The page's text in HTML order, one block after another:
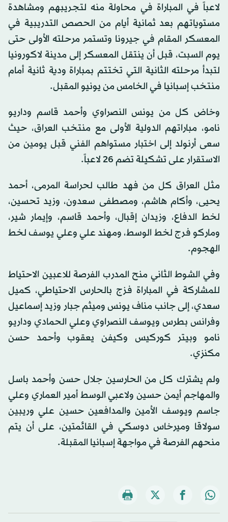
لاعباً في المباراة في محاولة منه لتجريبهم ومشاهدة
مستوياتهم بعد ثمانية أيام من الحصص التدريبية في
المعسكر المقام في جيرونا وتستمر مرحلته الأولى حتى
يوم السبت، قبل أن ينتقل المعسكر إلى مدينة لاكورونيا
لتبدأ مرحلته الثانية التي تختتم بمباراة ودية ثانية أمام
منتخب إسبانيا في الخامس من يونيو المقبل.
وخاض كل من يونس النصراوي وأحمد قاسم وداريو
نامو، مباراتهم الدولية الأولى مع منتخب العراق، حيث
سعى أرنولد إلى اختبار مستواهم الفني قبل يومين من
الاستقرار على تشكيلة تضم 26 لاعباً.
مثل العراق كل من فهد طالب لحراسة المرمى، أحمد
يحيى، وأكام هاشم، ومصطفى سعدون، وزيد تحسين،
لخط الدفاع، وزيدان إقبال، وأحمد قاسم، وإيمار شير،
وماركو فرج لخط الوسط، ومهند علي وعلي يوسف لخط
الهجوم.
وفي الشوط الثاني منح المدرب الفرصة للاعبين الاحتياط
للمشاركة في المباراة فزج بالحارس الاحتياطي، كميل
سعدي، إلى جانب مناف يونس وميثم جبار وزيد إسماعيل
وفرانس بطرس ويوسف النصراوي وعلي الحمادي وداريو
نامو وبيتر كوركيس وكيفن يعقوب وأحمد حسن
مكنزي.
ولم يشترك كل من الحارسين جلال حسن وأحمد باسل
والمهاجم أيمن حسين ولاعبي الوسط أمير العماري وعلي
جاسم ويوسف الأمين والمدافعين حسين علي وريبين
سولاقا وميرخاس دوسكي في القائمتين، على أن يتم
منحهم الفرصة في مواجهة إسبانيا المقبلة.